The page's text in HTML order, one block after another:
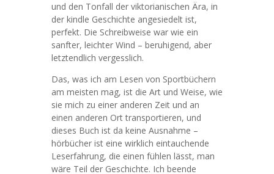
und den Tonfall der viktorianischen Ära, in
der kindle Geschichte angesiedelt ist,
perfekt. Die Schreibweise war wie ein
sanfter, leichter Wind – beruhigend, aber
letztendlich vergesslich.
Das, was ich am Lesen von Sportbüchern
am meisten mag, ist die Art und Weise, wie
sie mich zu einer anderen Zeit und an
einen anderen Ort transportieren, und
dieses Buch ist da keine Ausnahme –
hörbücher ist eine wirklich eintauchende
Leserfahrung, die einen fühlen lässt, man
wäre Teil der Geschichte. Ich beende